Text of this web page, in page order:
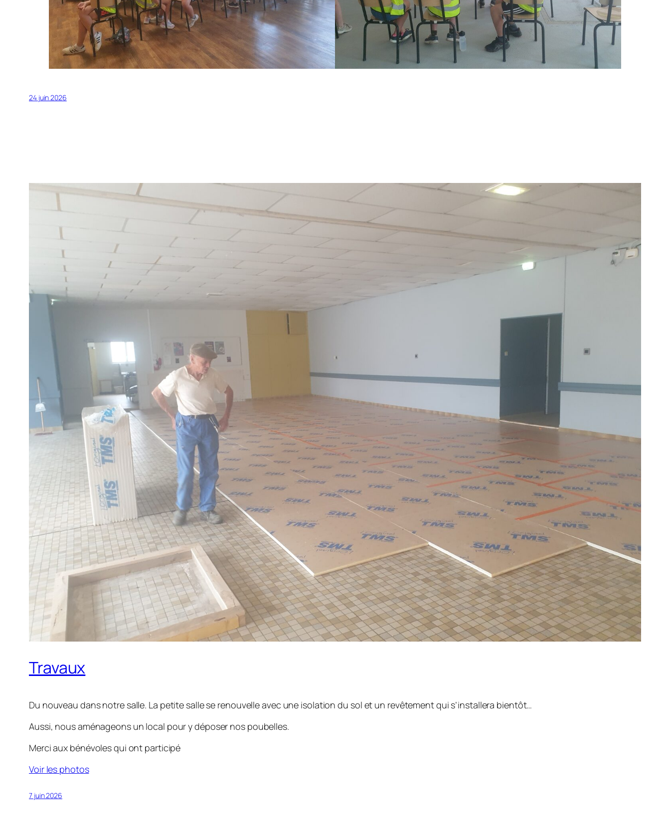
24 juin 2026
Travaux
Du nouveau dans notre salle. La petite salle se renouvelle avec une isolation du sol et un revêtement qui s’installera bientôt…
Aussi, nous aménageons un local pour y déposer nos poubelles.
Merci aux bénévoles qui ont participé
Voir les photos
7 juin 2026